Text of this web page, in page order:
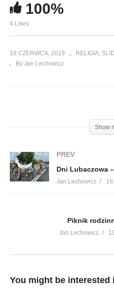
100%
4 Likes
18 CZERWCA, 2019 RELIGIA
By Jan Lechowicz
Show
PREV
Dni Lubaczowa
Jan Lechowicz
Piknik
Jan Lechowicz
You might be interested